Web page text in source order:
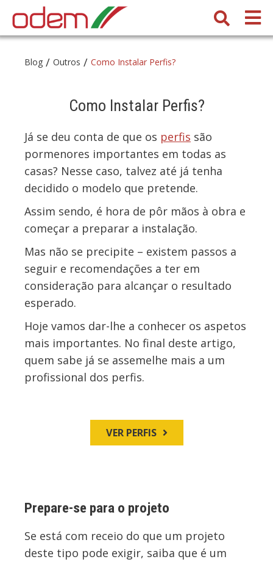
Blog / Outros / Como Instalar Perfis?
Como Instalar Perfis?
Já se deu conta de que os perfis são
pormenores importantes em todas as
casas? Nesse caso, talvez até já tenha
decidido o modelo que pretende.
Assim sendo, é hora de pôr mãos à obra e
começar a preparar a instalação.
Mas não se precipite – existem passos a
seguir e recomendações a ter em
consideração para alcançar o resultado
esperado.
Hoje vamos dar-lhe a conhecer os aspetos
mais importantes. No final deste artigo,
quem sabe já se assemelhe mais a um
profissional dos perfis.
VER PERFIS
Prepare-se para o projeto
Se está com receio do que um projeto
deste tipo pode exigir, saiba que é um